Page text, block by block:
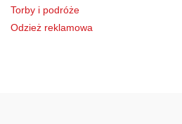
Torby i podróże
Odzież reklamowa